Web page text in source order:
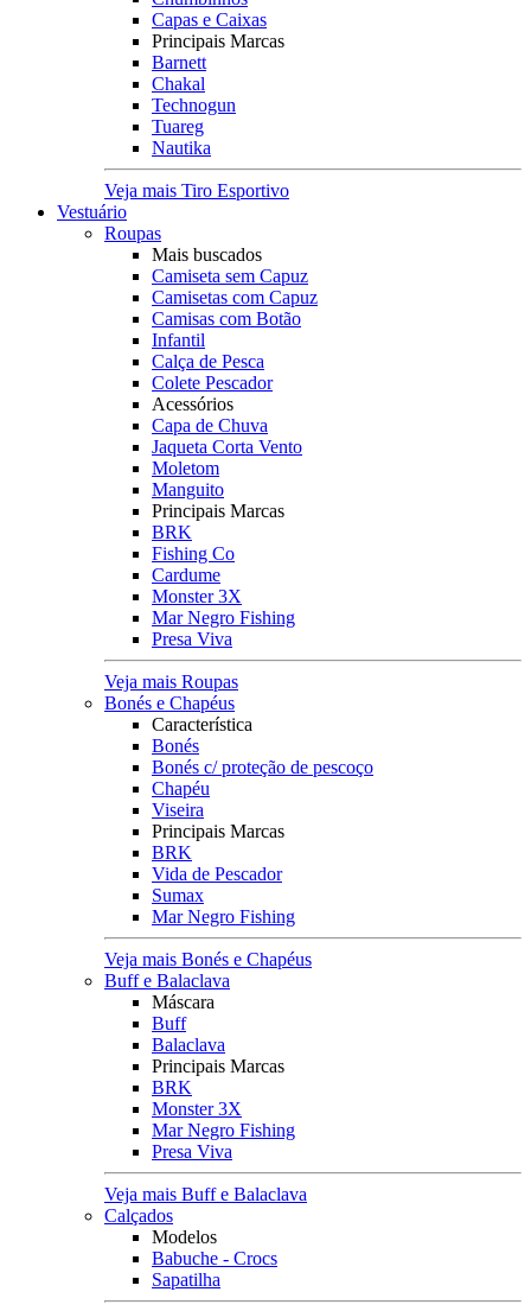
Capas e Caixas
Principais Marcas
Barnett
Chakal
Technogun
Tuareg
Nautika
Veja mais Tiro Esportivo
Vestuário
Roupas
Mais buscados
Camiseta sem Capuz
Camisetas com Capuz
Camisas com Botão
Infantil
Calça de Pesca
Colete Pescador
Acessórios
Capa de Chuva
Jaqueta Corta Vento
Moletom
Manguito
Principais Marcas
BRK
Fishing Co
Cardume
Monster 3X
Mar Negro Fishing
Presa Viva
Veja mais Roupas
Bonés e Chapéus
Característica
Bonés
Bonés c/ proteção de pescoço
Chapéu
Viseira
Principais Marcas
BRK
Vida de Pescador
Sumax
Mar Negro Fishing
Veja mais Bonés e Chapéus
Buff e Balaclava
Máscara
Buff
Balaclava
Principais Marcas
BRK
Monster 3X
Mar Negro Fishing
Presa Viva
Veja mais Buff e Balaclava
Calçados
Modelos
Babuche - Crocs
Sapatilha